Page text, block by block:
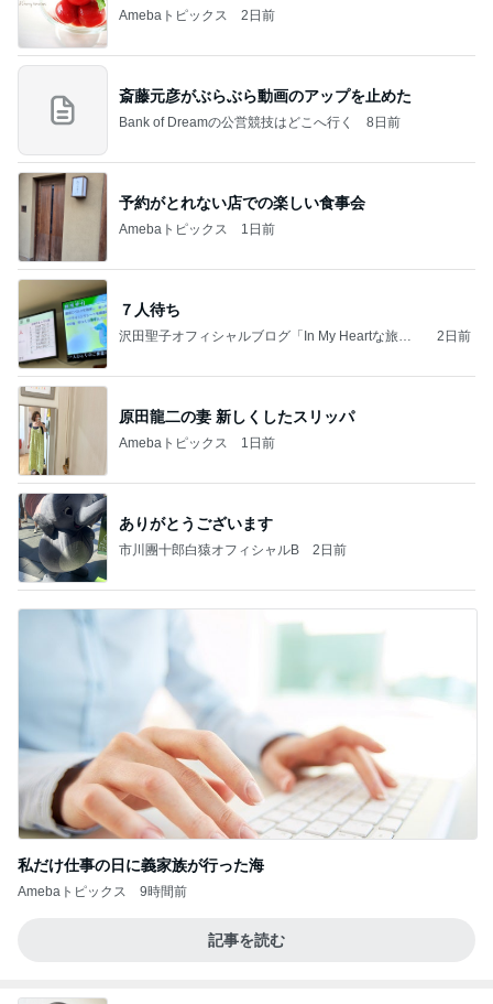
Amebaトピックス 2日前
斎藤元彦がぶらぶら動画のアップを止めた
Bank of Dreamの公営競技はどこへ行く 8日前
予約がとれない店での楽しい食事会
Amebaトピックス 1日前
７人待ち
沢田聖子オフィシャルブログ「In My Heartな旅日
2日前
原田龍二の妻 新しくしたスリッパ
Amebaトピックス 1日前
ありがとうございます
市川團十郎白猿オフィシャルB 2日前
私だけ仕事の日に義家族が行った海
Amebaトピックス 9時間前
記事を読む